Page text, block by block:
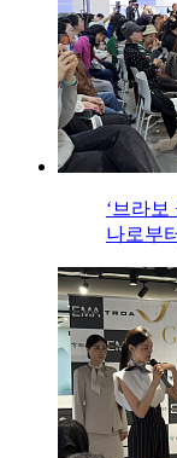
‘브라보
나로부